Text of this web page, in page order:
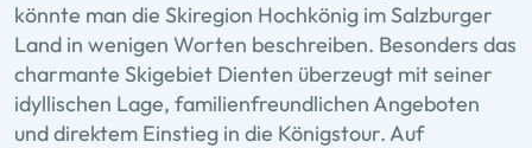
könnte man die Skiregion Hochkönig im Salzburger
Land in wenigen Worten beschreiben. Besonders das
charmante Skigebiet Dienten überzeugt mit seiner
idyllischen Lage, familienfreundlichen Angeboten
und direktem Einstieg in die Königstour. Auf